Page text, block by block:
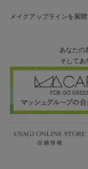
SHAKA
Sneakers by emmi
スニーカーズ バイ エミ
Snow Peak
スノーピーク
メイクアップラインを展
あなたの
そしてあ